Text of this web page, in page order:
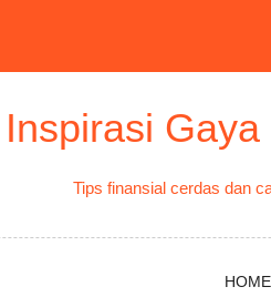
Inspirasi
Tips finansial cerdas dan
HOME